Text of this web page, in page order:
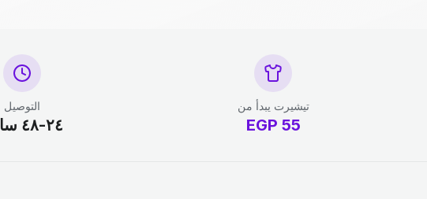
تيشيرت يبدأ من
55
EGP
التوصيل
٢٤-٤٨ ساعة